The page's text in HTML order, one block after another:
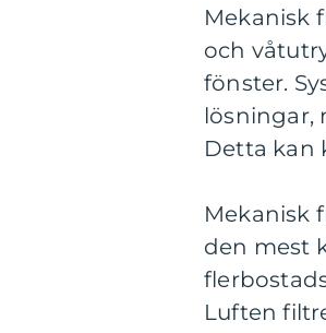
Mekanisk
och
fönster.
lösningar,
Detta kan
Mekanisk
den mest
Luften